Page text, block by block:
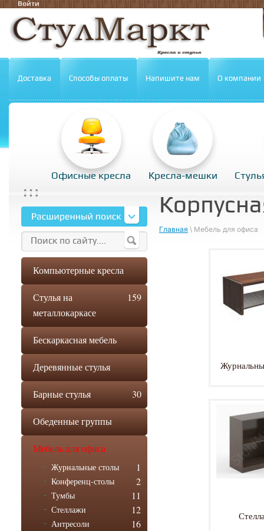
Войти
Доставка Способы оплаты Напишите нам О компании
Офисные кресла Кресла-мешки
Компьютерные кресла
159
Стулья на
металлокаркасе
Бескаркасная мебель
Деревянные стулья
30
Барные стулья
Обеденные группы
Мебель для офиса
1
Журнальные столы
2
Конференц-столы
11
Тумбы
12
Стеллажи
16
Антресоли
Главная \ Мебель для офиса